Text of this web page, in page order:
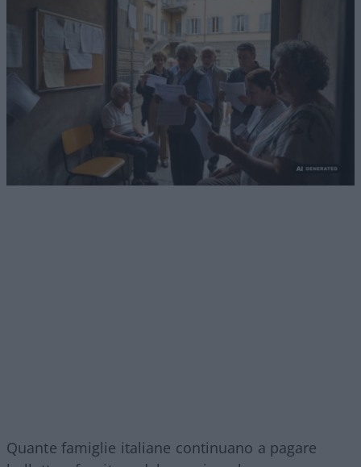
Quante famiglie italiane continuano a pagare